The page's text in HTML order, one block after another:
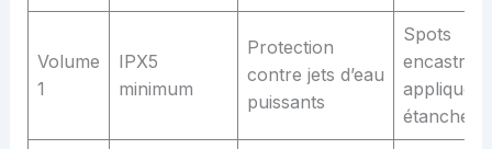
Volume
1
IPX5
minimum
Protection
contre jets d’eau
puissants
Spots
encastrés,
appliques
étanches